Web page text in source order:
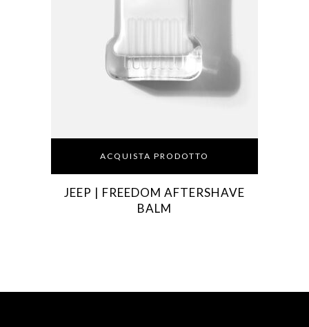
ACQUISTA PRODOTTO
JEEP | FREEDOM AFTERSHAVE
BALM